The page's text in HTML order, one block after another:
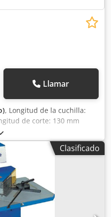
Llamar
, Longitud de la cuchilla:
de corte: 130 mm
con una resistencia de
90° Número de ciclos:
460 x 600 mm Dkjdpfx
650 x 600 x 1250 mm
Clasificado